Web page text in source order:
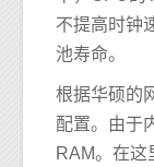
不提高时钟
池寿命。
根据华硕的
配置。由于
RAM。在这